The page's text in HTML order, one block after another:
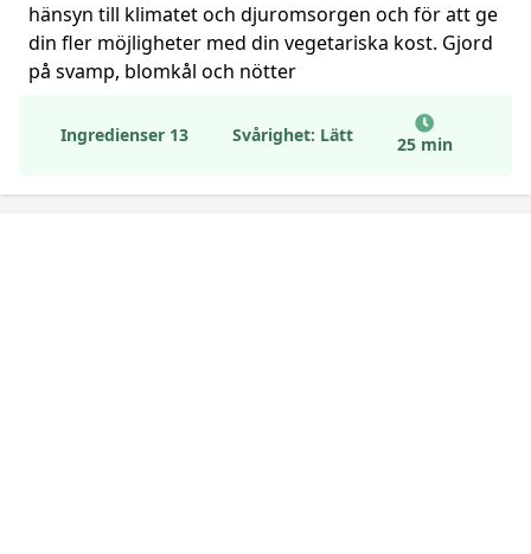
hänsyn till klimatet och djuromsorgen och för att ge
din fler möjligheter med din vegetariska kost. Gjord
på svamp, blomkål och nötter
Ingredienser 13 Svårighet: Lätt 25 min